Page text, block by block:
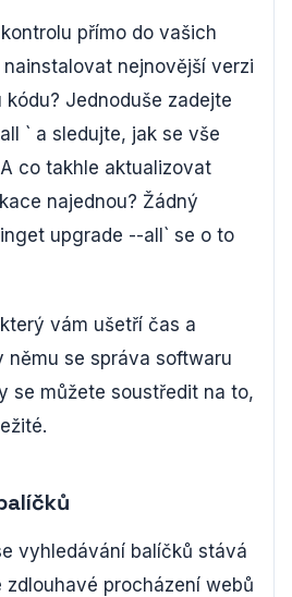
přímo do vašich
nainstalovat nejnovější verzi
kódu? Jednoduše zadejte
` a sledujte, jak se vše
co takhle aktualizovat
najednou? Žádný
upgrade --all` se o to
vám ušetří čas a
němu se správa softwaru
se můžete soustředit na to,
vyhledávání balíčků stává
zdlouhavé procházení webů